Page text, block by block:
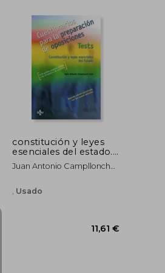
10,00 €
5%
dcto.
constitución y leyes
esenciales del estado.
cuestionarios para la
preparación de
Juan Antonio Campllonch
Usado